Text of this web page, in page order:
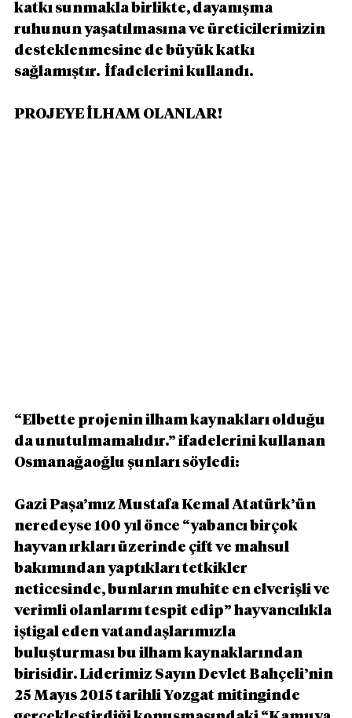
katkı sunmakla birlikte, dayanışma
ruhunun yaşatılmasına ve üreticilerimizin
desteklenmesine de büyük katkı
sağlamıştır.  İfadelerini kullandı.
PROJEYE İLHAM OLANLAR!
“Elbette projenin ilham kaynakları olduğu
da unutulmamalıdır.” ifadelerini kullanan
Osmanağaoğlu şunları söyledi:
Gazi Paşa’mız Mustafa Kemal Atatürk’ün
neredeyse 100 yıl önce “yabancı birçok
hayvan ırkları üzerinde çift ve mahsul
bakımından yaptıkları tetkikler
neticesinde, bunların muhite en elverişli ve
verimli olanlarını tespit edip” hayvancılıkla
iştigal eden vatandaşlarımızla
buluşturması bu ilham kaynaklarından
birisidir. Liderimiz Sayın Devlet Bahçeli’nin
25 Mayıs 2015 tarihli Yozgat mitinginde